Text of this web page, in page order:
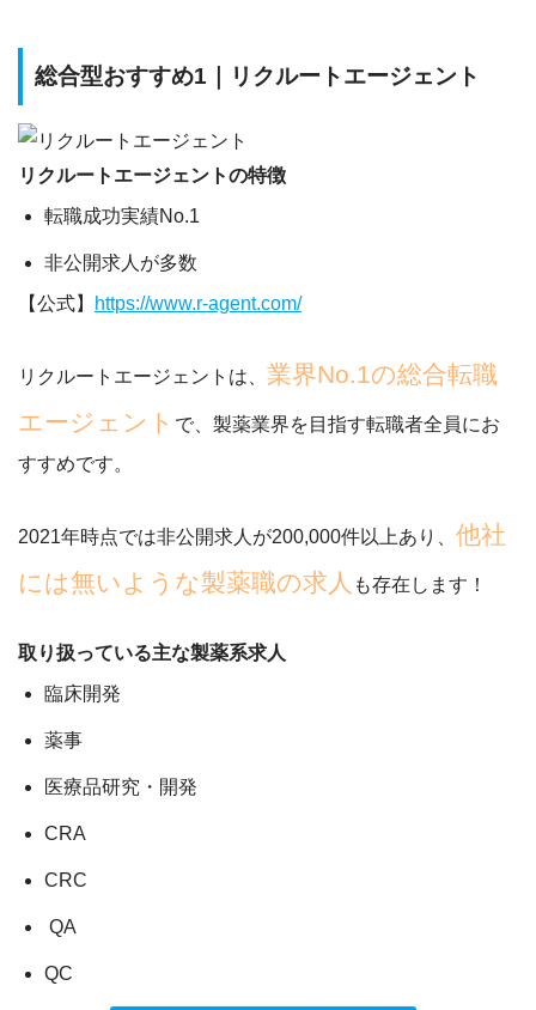
総合型おすすめ1｜リクルートエージェント
リクルートエージェントの特徴
転職成功実績No.1
非公開求人が多数
【公式】
https://www.r-agent.com/
リクルートエージェントは、 業界No.1の総合転職
エージェント で、製薬業界を目指す転職者全員にお
すすめです。
2021年時点では非公開求人が200,000件以上あり、 他社
には無いような製薬職の求人 も存在します！
取り扱っている主な製薬系求人
臨床開発
薬事
医療品研究・開発
CRA
CRC
QA
QC